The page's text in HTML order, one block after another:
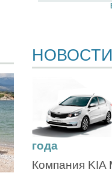
НОВОСТИ
года
Компания KIA